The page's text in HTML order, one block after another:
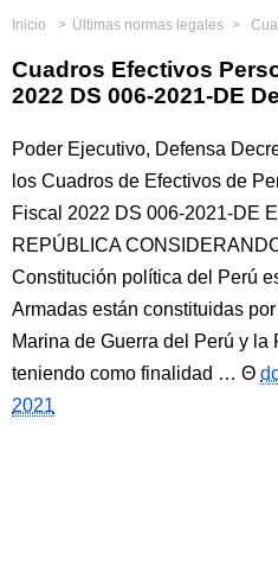
Inicio Últimas normas legales
Cuadros Efectivos
2022 DS 006-2021-DE
Poder Ejecutivo, Defensa
los Cuadros de Efectivos de
Fiscal 2022 DS 006-2021-DE
REPÚBLICA
Constitución política del Perú
Armadas están constituidas
Marina de Guerra del Perú y la
teniendo como finalidad …
2021